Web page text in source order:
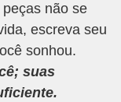
não se
escreva seu
sonhou.
suas